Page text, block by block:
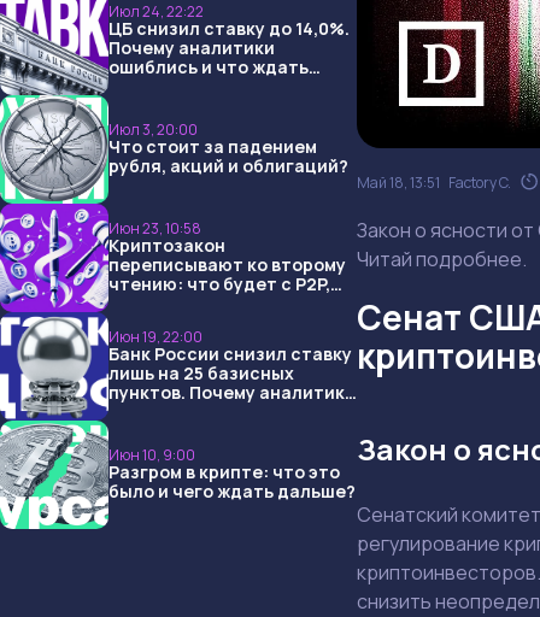
Июл 24, 22:22
ЦБ снизил ставку до 14,0%.
Почему аналитики
ошиблись и что ждать
Июл 3, 20:00
Что стоит за падением
рубля, акций и облигаций?
Июн 23, 10:58
Криптозакон
переписывают ко второму
чтению: что будет с P2P,
Июн 19, 22:00
Банк России снизил ставку
лишь на 25 базисных
пунктов. Почему аналитики
Июн 10, 9:00
Разгром в крипте: что это
было и чего ждать дальше?
Май 18, 13:51 Factory C.
Закон о ясности
Читай подробнее.
Сенат
Закон о
Сенатский
регулирование
снизить